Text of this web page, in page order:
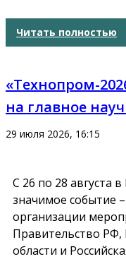
Читать полностью
«Технопром-
на главное
29 июля 2026, 16:15
С 26 по 28 августа
значимое событие
организации
Правительство РФ,
области и